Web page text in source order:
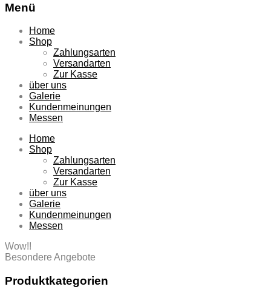
Menü
Zum
Inhalt
Home
Shop
Zahlungsarten
Versandarten
Zur Kasse
über uns
Galerie
Kundenmeinungen
Messen
Home
Shop
Zahlungsarten
Versandarten
Zur Kasse
über uns
Galerie
Kundenmeinungen
Messen
Wow!!
Besondere Angebote
Produktkategorien